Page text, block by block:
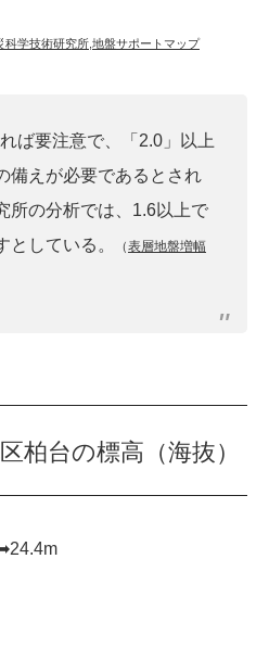
科学技術研究所 地盤サポートマップ
ば要注意で、「2.0」以上
備えが必要であるとされ
所の分析では、1.6以上で
している。
（表層地盤増幅
柏台の標高（海抜）